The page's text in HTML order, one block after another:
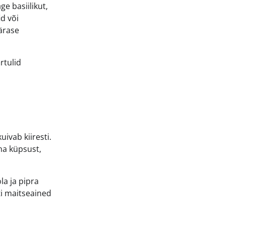
basiilikut,
või
kiiresti.
küpsust,
ja pipra
maitseained